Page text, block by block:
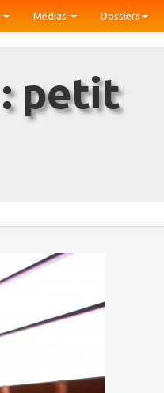
Médias Dossiers